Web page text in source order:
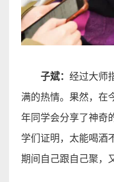
子斌： 经过大师
满的热情。果然，在
年同学会分享了神奇
学们证明，太能喝酒
期间自己跟自己聚，